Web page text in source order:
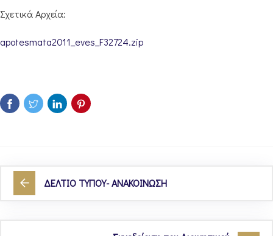
Σχετικά Αρχεία:
apotesmata2011_eves_F32724.zip
ΔΕΛΤΙΟ ΤΥΠΟΥ- ΑΝΑΚΟΙΝΩΣΗ